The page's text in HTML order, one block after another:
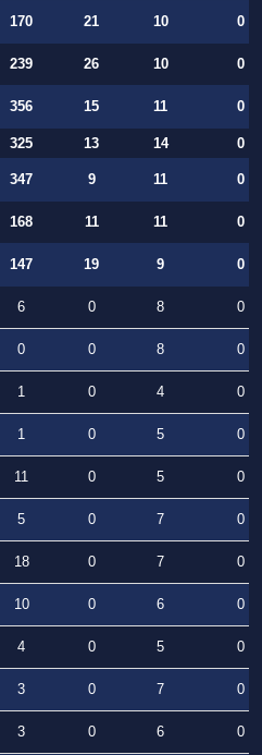
170 21 10
0
239 26 10
0
356 15 11 0
325 13 14
0
347 9 11
0
168 11 11
0
147 19 9
0
6 0 8
0
0 0 8
0
1 0 4
0
1 0 5
0
11 0 5
0
5 0 7
0
18 0 7
0
10 0 6
0
4 0 5
0
3 0 7
0
3 0 6
0